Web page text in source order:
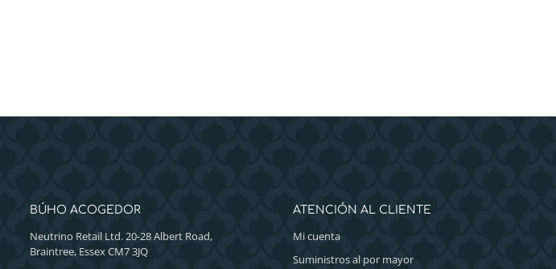
BÚHO ACOGEDOR
Neutrino Retail Ltd. 20-28 Albert Road,
Braintree, Essex CM7 3JQ
ATENCIÓN AL CLIENTE
Mi cuenta
Suministros al por mayor